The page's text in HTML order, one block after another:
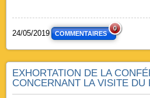
24/05/2019 COMMENTAIRES
0
EXHORTATION DE LA
CONCERNANT LA VISITE DU